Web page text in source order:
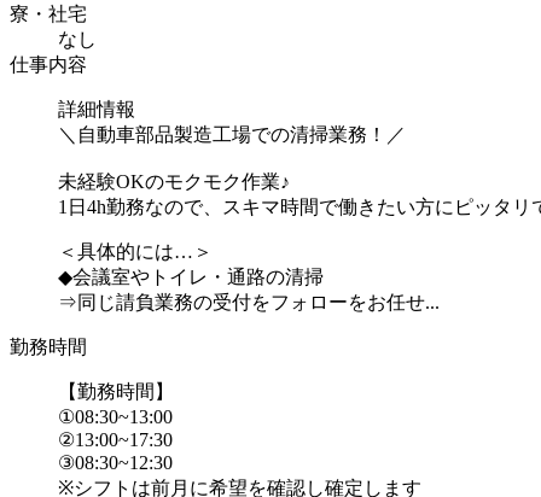
寮・社宅
なし
仕事内容
詳細情報
＼自動車部品製造工場での清掃業務！／
未経験OKのモクモク作業♪
1日4h勤務なので、スキマ時間で働きたい方にピッタリ
＜具体的には…＞
◆会議室やトイレ・通路の清掃
⇒同じ請負業務の受付をフォローをお任せ...
勤務時間
【勤務時間】
①08:30~13:00
②13:00~17:30
③08:30~12:30
※シフトは前月に希望を確認し確定します